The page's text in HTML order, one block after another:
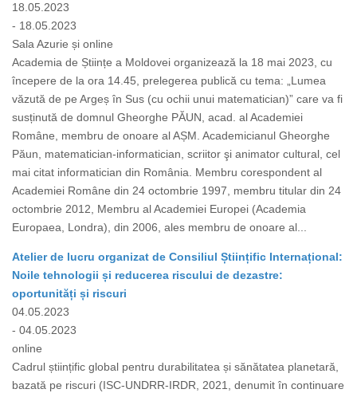
18.05.2023
- 18.05.2023
Sala Azurie și online
Academia de Științe a Moldovei organizează la 18 mai 2023, cu
începere de la ora 14.45, prelegerea publică cu tema: „Lumea
văzută de pe Argeș în Sus (cu ochii unui matematician)” care va fi
susținută de domnul Gheorghe PĂUN, acad. al Academiei
Române, membru de onoare al AȘM. Academicianul Gheorghe
Păun, matematician-informatician, scriitor şi animator cultural, cel
mai citat informatician din România. Membru corespondent al
Academiei Române din 24 octombrie 1997, membru titular din 24
octombrie 2012, Membru al Academiei Europei (Academia
Europaea, Londra), din 2006, ales membru de onoare al...
Atelier de lucru organizat de Consiliul Științific Internațional:
Noile tehnologii și reducerea riscului de dezastre:
oportunități și riscuri
04.05.2023
- 04.05.2023
online
Cadrul științific global pentru durabilitatea și sănătatea planetară,
bazată pe riscuri (ISC-UNDRR-IRDR, 2021, denumit în continuare